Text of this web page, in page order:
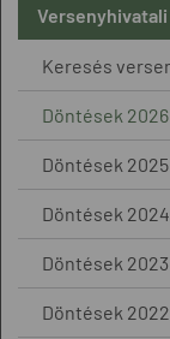
Keresés
Döntések 2026
Döntések 2025
Döntések 2024
Döntések 2023
Döntések 2022